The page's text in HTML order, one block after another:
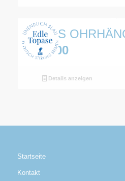
TOPAS
€ 279,00
Details anzeigen
Startseite
Kontakt